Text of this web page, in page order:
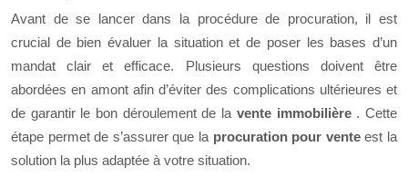
Avant de se lancer dans la procédure de procuration, il est
crucial de bien évaluer la situation et de poser les bases d’un
mandat clair et efficace. Plusieurs questions doivent être
abordées en amont afin d’éviter des complications ultérieures et
de garantir le bon déroulement de la vente immobilière . Cette
étape permet de s’assurer que la procuration pour venteest la
solution la plus adaptée à votre situation.